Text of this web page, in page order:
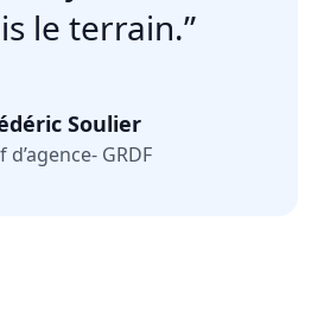
le terrain.”
Soulier
d’agence- GRDF